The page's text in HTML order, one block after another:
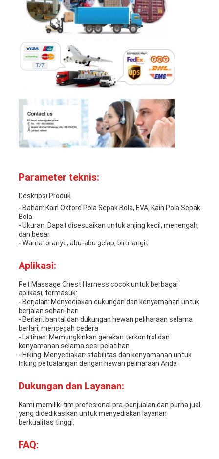
Parameter teknis:
Deskripsi Produk
- Bahan: Kain Oxford Pola Sepak Bola, EVA, Kain Pola Sepak
Bola
- Ukuran: Dapat disesuaikan untuk anjing kecil, menengah,
dan besar
- Warna: oranye, abu-abu gelap, biru langit
Aplikasi:
Pet Massage Chest Harness cocok untuk berbagai
aplikasi, termasuk:
- Berjalan: Menyediakan dukungan dan kenyamanan untuk
berjalan sehari-hari
- Berlari: bantal dan dukungan hewan peliharaan selama
berlari, mencegah cedera
- Latihan: Memungkinkan gerakan terkontrol dan
kenyamanan selama sesi pelatihan
- Hiking: Menyediakan stabilitas dan kenyamanan untuk
hiking petualangan dengan hewan peliharaan Anda
Dukungan dan Layanan:
Kami memiliki tim profesional pra-penjualan dan purna jual
yang didedikasikan untuk menyediakan layanan
berkualitas tinggi.
FAQ: